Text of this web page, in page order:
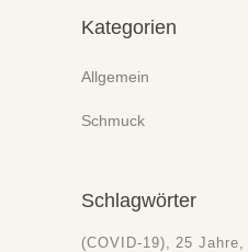
Kategorien
Allgemein
Schmuck
Schlagwörter
(COVID-19) 25 Jahre